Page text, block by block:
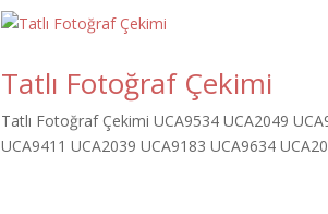
Tatlı Fotoğraf Çekimi
Tatlı Fotoğraf Çekimi UCA9534 UCA2049
UCA9411 UCA2039 UCA9183 UCA9634